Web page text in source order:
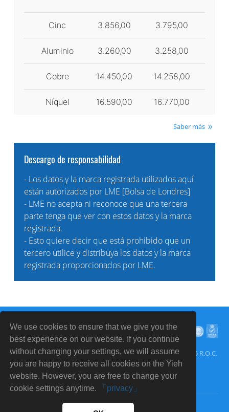
We use cookies to ensure that we give you the
best experience on our website. If you continue
without changing your settings, we will assume
you are happy to receive all cookies on the Yieh
website. However, you are free to change your
cookie settings anytime.
「privacy」
Cinc 3.856,00 3.795,00
Aluminio 3.260,00 3.258,00
Cobre 14.450,00 14.258,00
Níquel 16.590,00 16.770,00
Saber más
Descargo de responsabilidad
- Los datos y la marca registrada utilizados aquí
están autorizados por LME [Bolsa de Londres]
- LME no acepta ni reconoce que una tercera
parte tenga que ver con estos datos y la marca
registrada.
- Esto quiere decir que está prohibido que un
tercero utilice y distribuya los datos y la marca
registrada proporcionados por LME.
No 6, E-Da Road, Yanchao Dist., Kaohsiung City, Taiwan, 82445 R.O.C.
Acerca de Yieh Inscribirse Consulta